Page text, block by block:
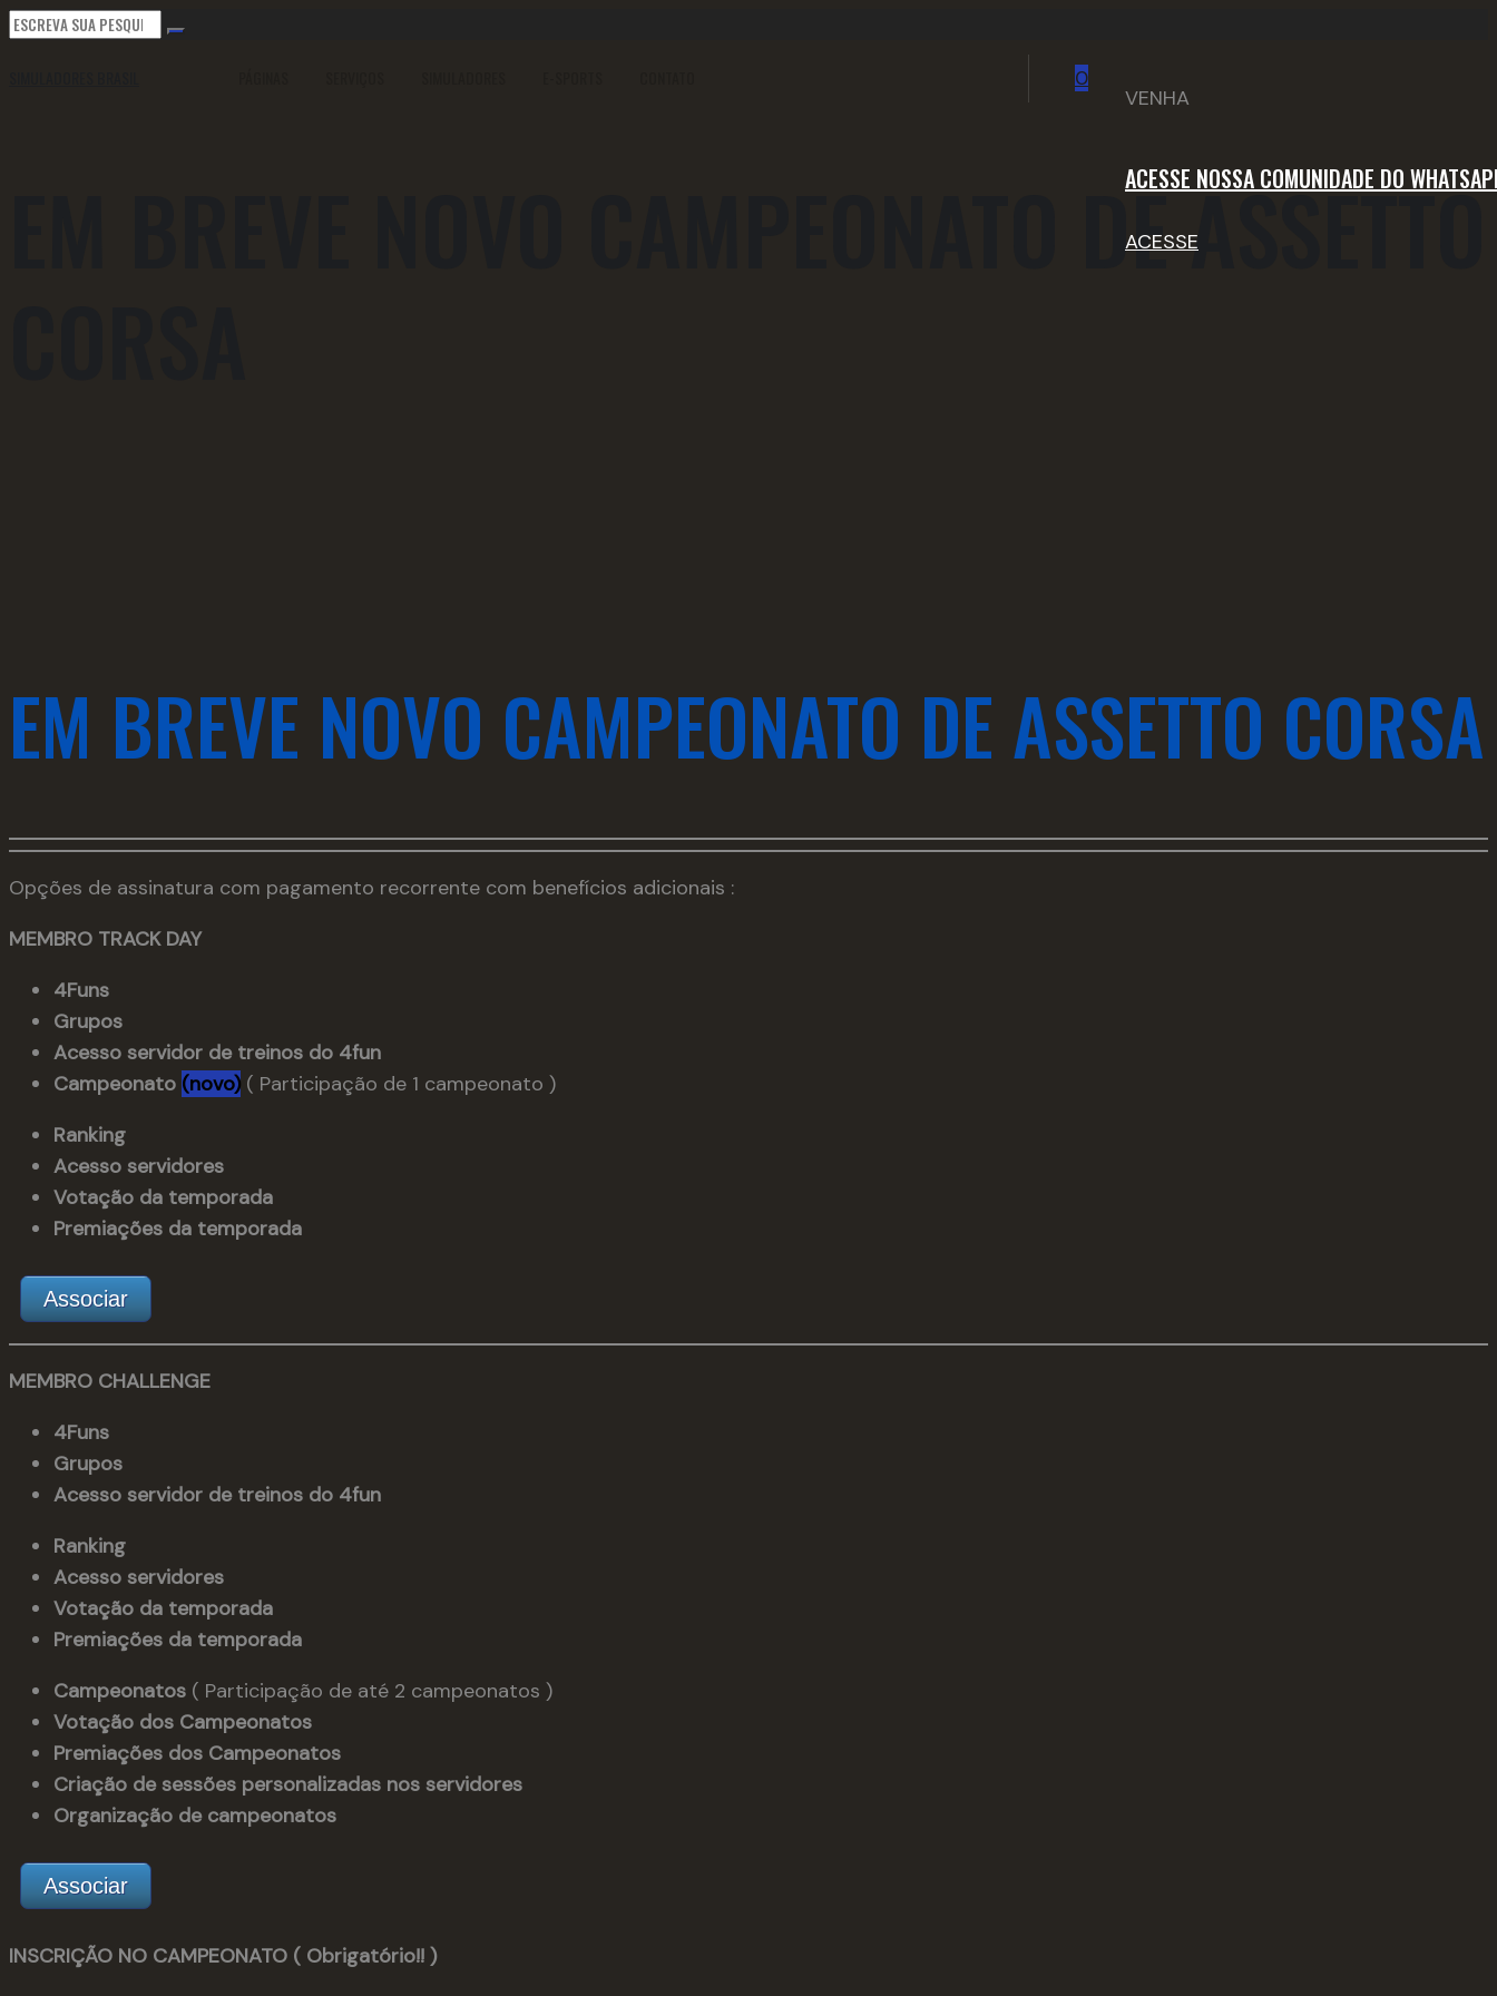
VENHA
ACESSE NOSSA COMUNIDADE DO
ACESSE
0
EM BREVE NOVO CAMPEONATO DE ASSETTO
EM BREVE NOVO CAMPEONATO DE ASSETTO CORSA
Opções de assinatura com pagamento recorrente com benefícios adicionais :
MEMBRO TRACK DAY
4Funs
Grupos
Acesso servidor de treinos do 4fun
Campeonato (novo) ( Participação de 1 campeonato )
Ranking
Acesso servidores
Votação da temporada
Premiações da temporada
Associar
MEMBRO CHALLENGE
4Funs
Grupos
Acesso servidor de treinos do 4fun
Ranking
Acesso servidores
Votação da temporada
Premiações da temporada
Campeonatos ( Participação de até 2 campeonatos )
Votação dos Campeonatos
Premiações dos Campeonatos
Criação de sessões personalizadas nos servidores
Organização de campeonatos
Associar
INSCRIÇÃO NO CAMPEONATO ( Obrigatório!! )